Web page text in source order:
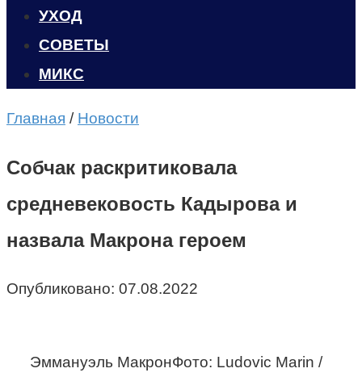
УХОД
CОВЕТЫ
МИКС
Главная / Новости
Собчак раскритиковала
средневековость Кадырова и
назвала Макрона героем
Опубликовано: 07.08.2022
Эммануэль МакронФото: Ludovic Marin /